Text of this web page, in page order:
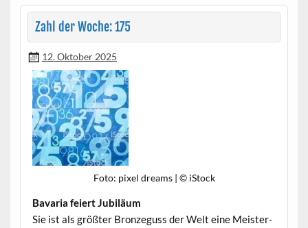
Zahl der Woche: 175
12. Oktober 2025
Foto: pix­el dreams | © iStock
Bavaria feiert Jubiläum
Sie ist als größter Bronze­guss der Welt eine Meis­ter­